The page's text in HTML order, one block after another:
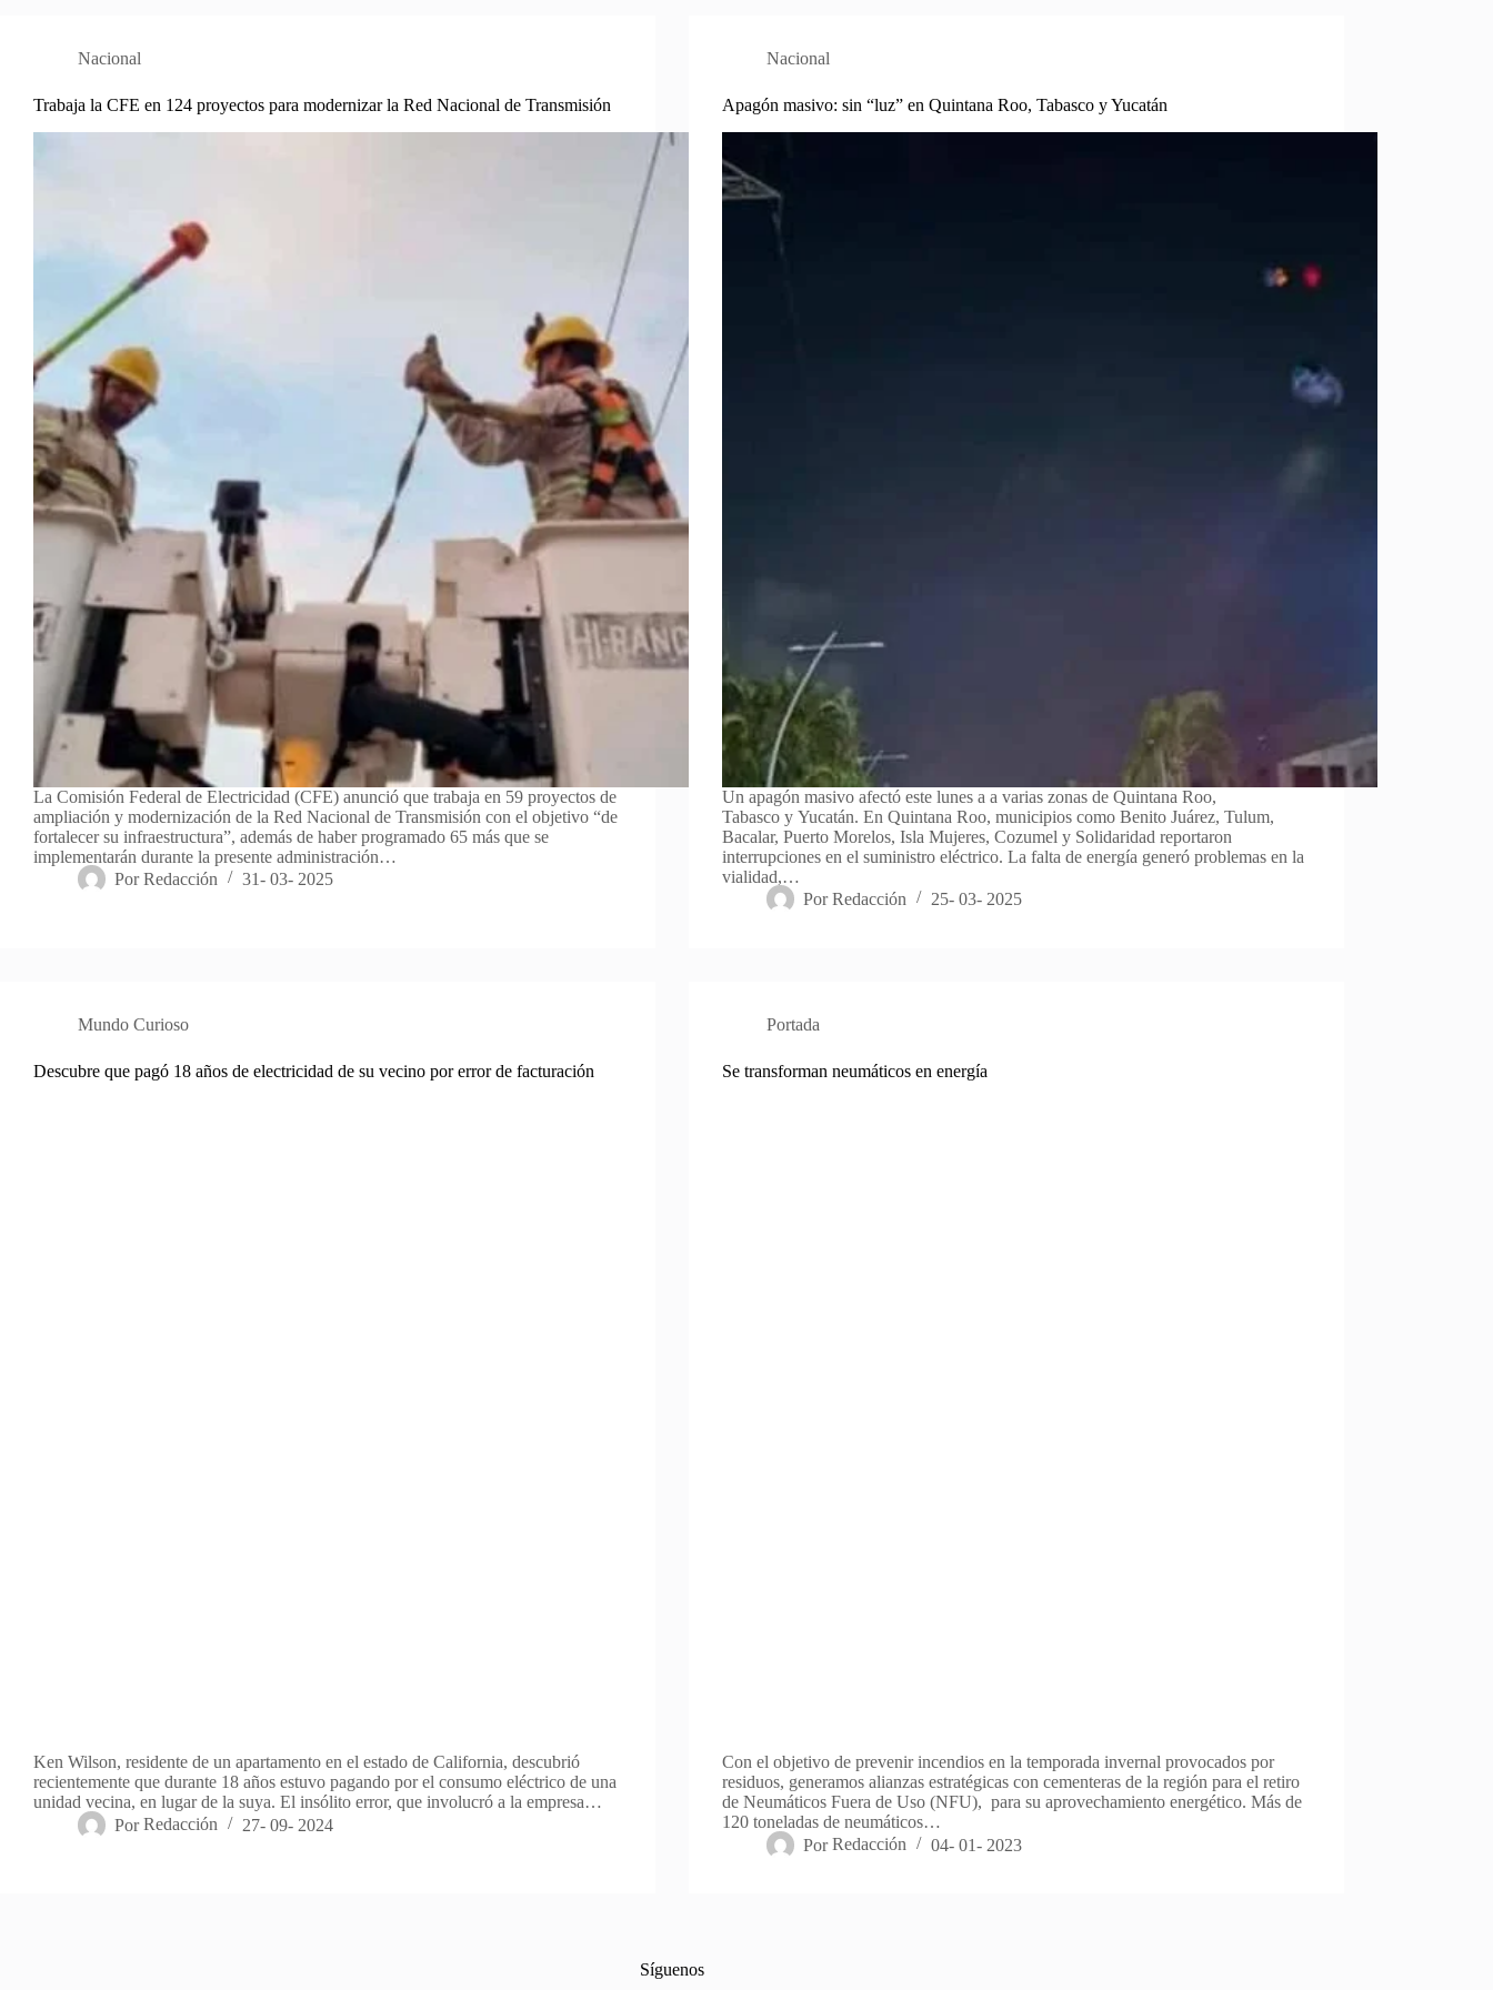
Nacional
Trabaja la CFE en 124 proyectos para modernizar la Red Nacional de Transmisión
La Comisión Federal de Electricidad (CFE) anunció que trabaja en 59 proyectos de
ampliación y modernización de la Red Nacional de Transmisión con el objetivo “de
fortalecer su infraestructura”, además de haber programado 65 más que se
implementarán durante la presente administración…
Por Redacción 31- 03- 2025
Nacional
Apagón masivo: sin “luz” en Quintana Roo, Tabasco y Yucatán
Un apagón masivo afectó este lunes a a varias zonas de Quintana Roo,
Tabasco y Yucatán. En Quintana Roo, municipios como Benito Juárez, Tulum,
Bacalar, Puerto Morelos, Isla Mujeres, Cozumel y Solidaridad reportaron
interrupciones en el suministro eléctrico. La falta de energía generó problemas en la
vialidad,…
Por Redacción 25- 03- 2025
Mundo Curioso
Descubre que pagó 18 años de electricidad de su vecino por error de facturación
Ken Wilson, residente de un apartamento en el estado de California, descubrió
recientemente que durante 18 años estuvo pagando por el consumo eléctrico de una
unidad vecina, en lugar de la suya. El insólito error, que involucró a la empresa…
Por Redacción 27- 09- 2024
Portada
Se transforman neumáticos en energía
Con el objetivo de prevenir incendios en la temporada invernal provocados por
residuos, generamos alianzas estratégicas con cementeras de la región para el retiro
de Neumáticos Fuera de Uso (NFU), para su aprovechamiento energético. Más de
120 toneladas de neumáticos…
Por Redacción 04- 01- 2023
Síguenos